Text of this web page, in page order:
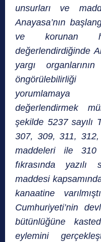
unsurları ve
Anayasa’nın
ve korunan
değerlendirdiğinde
yargı
yorumlamaya
değerlendirmek
şekilde 5237 sayılı
307, 309, 311,
maddeleri ile 310
fıkrasında yazılı
maddesi
kanaatine
Cumhuriyeti’nin
bütünlüğüne
eylemini